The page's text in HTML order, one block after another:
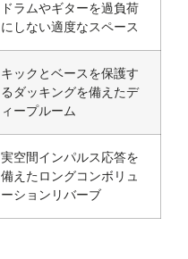
ドラムやギターを過負荷
にしない適度なスペース
キックとベースを保護す
るダッキングを備えたデ
ィープルーム
実空間インパルス応答を
備えたロングコンボリュ
ーションリバーブ